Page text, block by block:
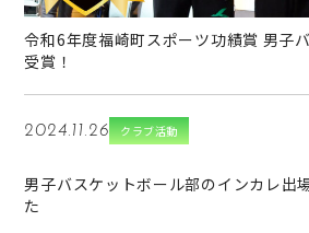
令和6年度福崎町スポーツ功績賞 男子
受賞！
2024.11.26 クラブ活動
男子バスケットボール部のインカレ出
た